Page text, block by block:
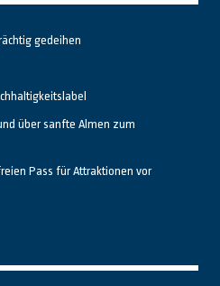
gedeihen
über sanfte Almen zum
Pass für Attraktionen vor